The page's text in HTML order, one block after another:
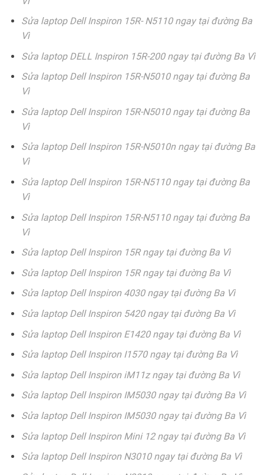
Sửa laptop Dell Inspiron 15R- N5110 ngay tại đường Ba
Vì
Sửa laptop DELL Inspiron 15R-200 ngay tại đường Ba Vì
Sửa laptop Dell Inspiron 15R-N5010 ngay tại đường Ba
Vì
Sửa laptop Dell Inspiron 15R-N5010 ngay tại đường Ba
Vì
Sửa laptop Dell Inspiron 15R-N5010n ngay tại đường Ba
Vì
Sửa laptop Dell Inspiron 15R-N5110 ngay tại đường Ba
Vì
Sửa laptop Dell Inspiron 15R-N5110 ngay tại đường Ba
Vì
Sửa laptop Dell Inspiron 15R ngay tại đường Ba Vì
Sửa laptop Dell Inspiron 15R ngay tại đường Ba Vì
Sửa laptop Dell Inspiron 4030 ngay tại đường Ba Vì
Sửa laptop Dell Inspiron 5420 ngay tại đường Ba Vì
Sửa laptop Dell Inspiron E1420 ngay tại đường Ba Vì
Sửa laptop Dell Inspiron I1570 ngay tại đường Ba Vì
Sửa laptop Dell Inspiron iM11z ngay tại đường Ba Vì
Sửa laptop Dell Inspiron IM5030 ngay tại đường Ba Vì
Sửa laptop Dell Inspiron IM5030 ngay tại đường Ba Vì
Sửa laptop Dell Inspiron Mini 12 ngay tại đường Ba Vì
Sửa laptop Dell Inspiron N3010 ngay tại đường Ba Vì